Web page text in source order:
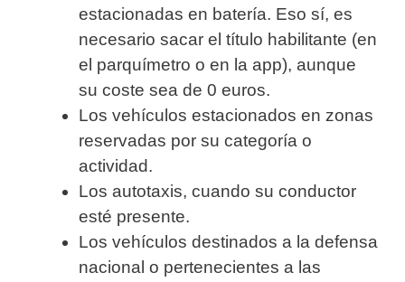
estacionadas en batería. Eso sí, es
necesario sacar el título habilitante (en
el parquímetro o en la app), aunque
su coste sea de 0 euros.
Los vehículos estacionados en zonas
reservadas por su categoría o
actividad.
Los autotaxis, cuando su conductor
esté presente.
Los vehículos destinados a la defensa
nacional o pertenecientes a las